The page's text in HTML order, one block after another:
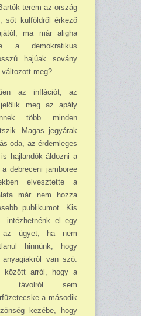
terem az ország
sőt külföldről érkező
ma már aligha
a demokratikus
hajúak sovány
meg?
az inflációt, az
meg az apály
több minden
Magas jegyárak
oda, az érdemleges
hajlandók áldozni a
debreceni jamboree
elvesztette a
már nem hozza
publikumot. Kis
intézhetnénk el egy
az ügyet, ha nem
hinnünk, hogy
van szó.
között arról, hogy a
távolról sem
a második
kezébe, hogy